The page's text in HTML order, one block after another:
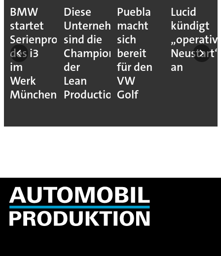
BMW
startet
Serienproduktion
des i3
im
Werk
München
Diese
Unternehmen
sind die
Champions
der
Lean
Production
Puebla
macht
sich
bereit
für den
VW
Golf
Lucid
kündigt
Neustart“
an